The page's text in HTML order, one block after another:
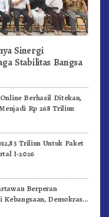
Sinergi
Stabilitas Bangsa
Berhasil Ditekan,
Rp 268 Triliun
Triliun Untuk Paket
I-2026
Berperan
Demokrasi,